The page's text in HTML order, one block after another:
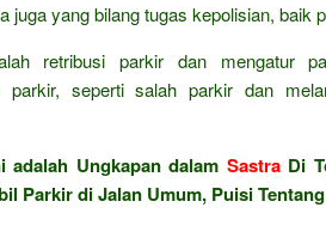
juga yang bilang tugas kepolisian, baik
retribusi parkir dan mengatur
parkir, seperti salah parkir dan
adalah Ungkapan dalam SastraDi
Parkir di Jalan Umum, Puisi